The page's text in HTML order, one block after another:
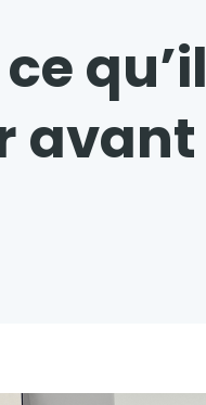
avant